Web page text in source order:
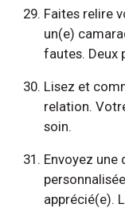
Faites relire
un(e)
fautes. Deux
Lisez et
relation.
soin.
Envoyez une
apprécié(e).